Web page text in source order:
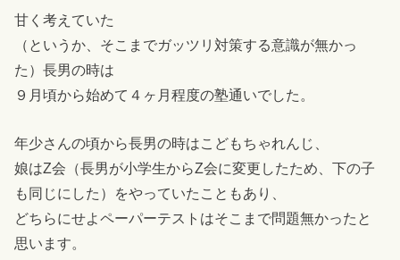
甘く考えていた
（というか、そこまでガッツリ対策する意識が無かっ
た）長男の時は
９月頃から始めて４ヶ月程度の塾通いでした。
年少さんの頃から長男の時はこどもちゃれんじ、
娘はZ会（長男が小学生からZ会に変更したため、下の子
も同じにした）をやっていたこともあり、
どちらにせよペーパーテストはそこまで問題無かったと
思います。